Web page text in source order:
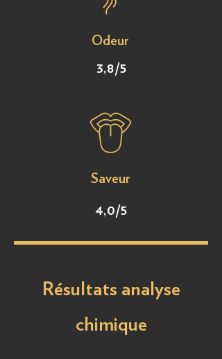
Odeur
3,8/5
Saveur
4,0/5
Résultats analyse
chimique